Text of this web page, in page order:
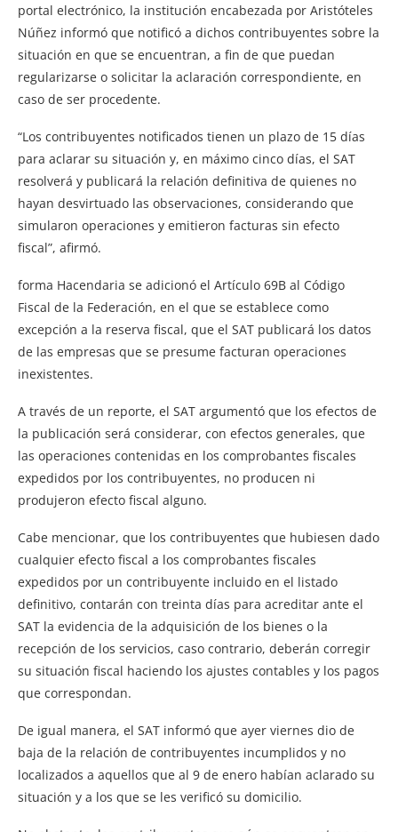
portal electrónico, la institución encabezada por Aristóteles
Núñez informó que notificó a dichos contribuyentes sobre la
situación en que se encuentran, a fin de que puedan
regularizarse o solicitar la aclaración correspondiente, en
caso de ser procedente.
“Los contribuyentes notificados tienen un plazo de 15 días
para aclarar su situación y, en máximo cinco días, el SAT
resolverá y publicará la relación definitiva de quienes no
hayan desvirtuado las observaciones, considerando que
simularon operaciones y emitieron facturas sin efecto
fiscal”, afirmó.
forma Hacendaria se adicionó el Artículo 69B al Código
Fiscal de la Federación, en el que se establece como
excepción a la reserva fiscal, que el SAT publicará los datos
de las empresas que se presume facturan operaciones
inexistentes.
A través de un reporte, el SAT argumentó que los efectos de
la publicación será considerar, con efectos generales, que
las operaciones contenidas en los comprobantes fiscales
expedidos por los contribuyentes, no producen ni
produjeron efecto fiscal alguno.
Cabe mencionar, que los contribuyentes que hubiesen dado
cualquier efecto fiscal a los comprobantes fiscales
expedidos por un contribuyente incluido en el listado
definitivo, contarán con treinta días para acreditar ante el
SAT la evidencia de la adquisición de los bienes o la
recepción de los servicios, caso contrario, deberán corregir
su situación fiscal haciendo los ajustes contables y los pagos
que correspondan.
De igual manera, el SAT informó que ayer viernes dio de
baja de la relación de contribuyentes incumplidos y no
localizados a aquellos que al 9 de enero habían aclarado su
situación y a los que se les verificó su domicilio.